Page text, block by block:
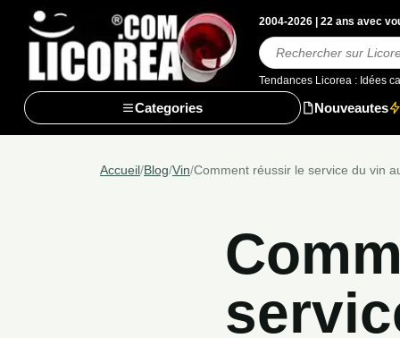
2004-2026 | 22 ans avec
Rechercher
Tendances Licorea : Idées
Categories Nouveautes
Accueil/Blog/Vin/Comment réussir le service du vin